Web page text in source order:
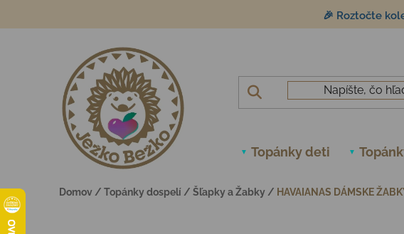
🎉 Roztočte
Topánky deti
Domov / Topánky dospelí / Šľapky a Žabky / HAVAIANAS DÁMSKE